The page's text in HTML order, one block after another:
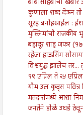
बाबासाहेबांचा खंबीर
कुणाला शब्द देऊन तो
सूरह बनीइस्राईल :
मुस्लिमांची राजकीय
बहादूर शाह जफर
रहेजा हाऊसिंग
विश्वयुद्ध झालेच
१९ एप्रिल ते २५
यौम उल कुद्स पवित्र
मतदारांमध्ये आशा
जनतेने डोळे उघडे ठेवून